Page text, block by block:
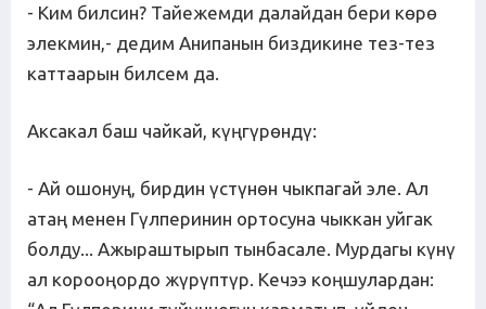
- Ким билсин? Тайежемди далайдан бери көрө
элекмин,- дедим Анипанын биздикине тез-тез
каттаарын билсем да.
Аксакал баш чайкай, күңгүрөндү:
- Ай ошонуң, бирдин үстүнөн чыкпагай эле. Ал
атаң менен Гүлперинин ортосуна чыккан уйгак
болду... Ажыраштырып тынбасале. Мурдагы күнү
ал корооңордо жүрүптүр. Кечээ коңшулардан: